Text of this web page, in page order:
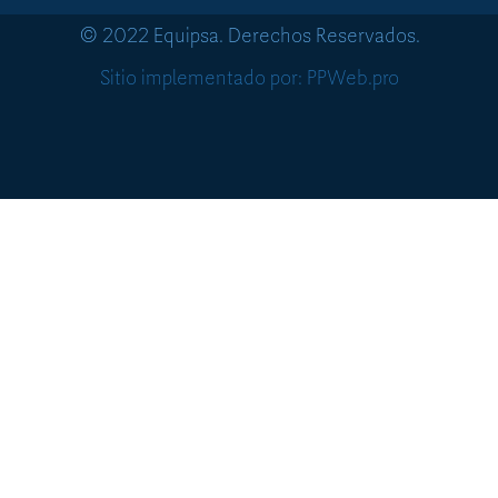
© 2022 Equipsa. Derechos Reservados.
Sitio implementado por: PPWeb.pro